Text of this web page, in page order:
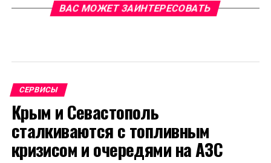
ВАС МОЖЕТ ЗАИНТЕРЕСОВАТЬ
СЕРВИСЫ
Крым и Севастополь
сталкиваются с топливным
кризисом и очередями на АЗС